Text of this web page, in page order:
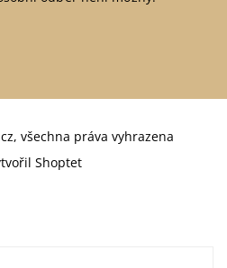
všechna práva vyhrazena
Shoptet